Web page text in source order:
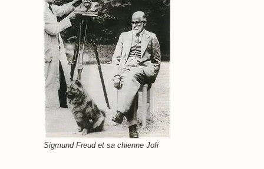
Sigmund Freud et sa chienne Jofi